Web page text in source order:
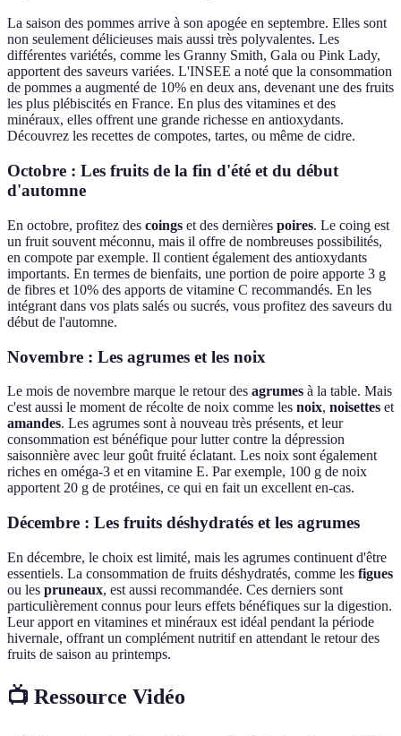
La saison des pommes arrive à son apogée en septembre. Elles sont
non seulement délicieuses mais aussi très polyvalentes. Les
différentes variétés, comme les Granny Smith, Gala ou Pink Lady,
apportent des saveurs variées. L'INSEE a noté que la consommation
de pommes a augmenté de 10% en deux ans, devenant une des fruits
les plus plébiscités en France. En plus des vitamines et des
minéraux, elles offrent une grande richesse en antioxydants.
Découvrez les recettes de compotes, tartes, ou même de cidre.
Octobre : Les fruits de la fin d'été et du début
d'automne
En octobre, profitez des coings et des dernières poires. Le coing est
un fruit souvent méconnu, mais il offre de nombreuses possibilités,
en compote par exemple. Il contient également des antioxydants
importants. En termes de bienfaits, une portion de poire apporte 3 g
de fibres et 10% des apports de vitamine C recommandés. En les
intégrant dans vos plats salés ou sucrés, vous profitez des saveurs du
début de l'automne.
Novembre : Les agrumes et les noix
Le mois de novembre marque le retour des agrumes à la table. Mais
c'est aussi le moment de récolte de noix comme les noix, noisettes et
amandes. Les agrumes sont à nouveau très présents, et leur
consommation est bénéfique pour lutter contre la dépression
saisonnière avec leur goût fruité éclatant. Les noix sont également
riches en oméga-3 et en vitamine E. Par exemple, 100 g de noix
apportent 20 g de protéines, ce qui en fait un excellent en-cas.
Décembre : Les fruits déshydratés et les agrumes
En décembre, le choix est limité, mais les agrumes continuent d'être
essentiels. La consommation de fruits déshydratés, comme les figues
ou les pruneaux, est aussi recommandée. Ces derniers sont
particulièrement connus pour leurs effets bénéfiques sur la digestion.
Leur apport en vitamines et minéraux est idéal pendant la période
hivernale, offrant un complément nutritif en attendant le retour des
fruits de saison au printemps.
📺 Ressource Vidéo